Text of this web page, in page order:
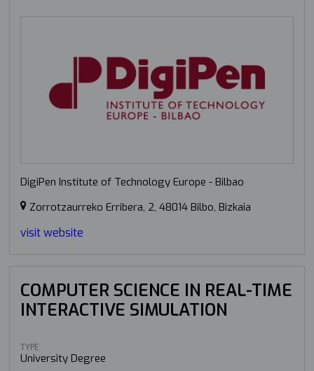
DigiPen Institute of Technology Europe - Bilbao
Zorrotzaurreko Erribera, 2, 48014 Bilbo, Bizkaia
visit website
COMPUTER SCIENCE IN REAL-TIME
INTERACTIVE SIMULATION
TYPE:
University Degree